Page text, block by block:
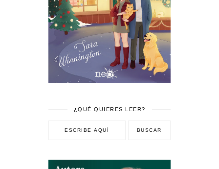
¿QUÉ QUIERES LEER?